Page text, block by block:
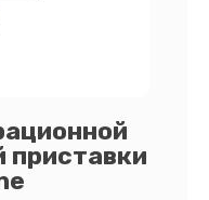
приставки